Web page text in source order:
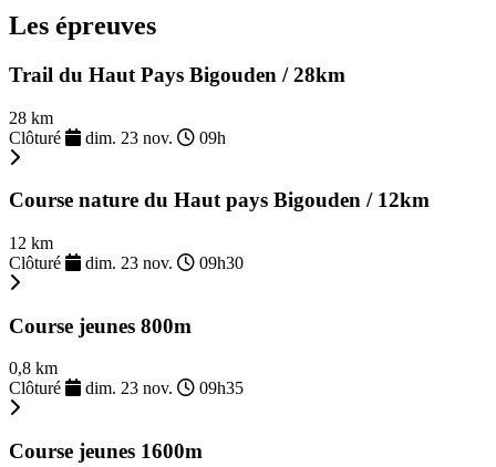
Les épreuves
Trail du Haut Pays Bigouden / 28km
28 km
Clôturé
dim. 23 nov. 09h
Course nature du Haut pays Bigouden / 12km
12 km
Clôturé
dim. 23 nov. 09h30
Course jeunes 800m
0,8 km
Clôturé
dim. 23 nov. 09h35
Course jeunes 1600m